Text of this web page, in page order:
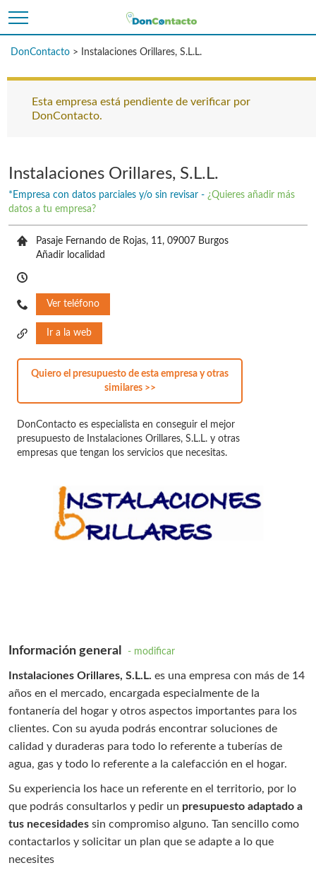
DonContacto > Instalaciones Orillares, S.L.L.
Esta empresa está pendiente de verificar por
DonContacto.
Instalaciones Orillares, S.L.L.
*Empresa con datos parciales y/o sin revisar - ¿Quieres añadir más
datos a tu empresa?
Pasaje Fernando de Rojas, 11, 09007 Burgos
Añadir localidad
Ver teléfono
Ir a la web
Quiero el presupuesto de esta empresa y otras
similares >>
DonContacto es especialista en conseguir el mejor
presupuesto de Instalaciones Orillares, S.L.L. y otras
empresas que tengan los servicios que necesitas.
Información general - modificar
Instalaciones Orillares, S.L.L. es una empresa con más de 14
años en el mercado, encargada especialmente de la
fontanería del hogar y otros aspectos importantes para los
clientes. Con su ayuda podrás encontrar soluciones de
calidad y duraderas para todo lo referente a tuberías de
agua, gas y todo lo referente a la calefacción en el hogar.
Su experiencia los hace un referente en el territorio, por lo
que podrás consultarlos y pedir un presupuesto adaptado a
tus necesidades sin compromiso alguno. Tan sencillo como
contactarlos y solicitar un plan que se adapte a lo que
necesites